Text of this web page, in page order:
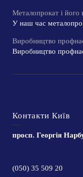
Металопрокат і його
У наш час
Виробництво
Виробництво
Контакти Київ
просп. Георгія
(050) 35 509 20